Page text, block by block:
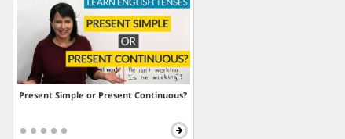
Present Simple or Present Continuous?